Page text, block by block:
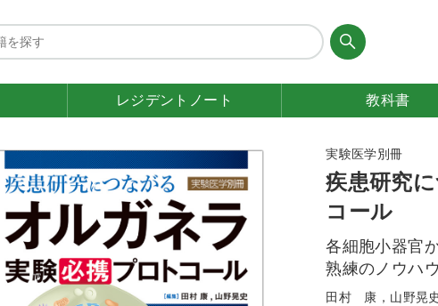
レジデント ノート 教科書
実験医学別冊
疾患研究
コール
各細胞小器官
熟練のノウハウ
田村 康，山野晃